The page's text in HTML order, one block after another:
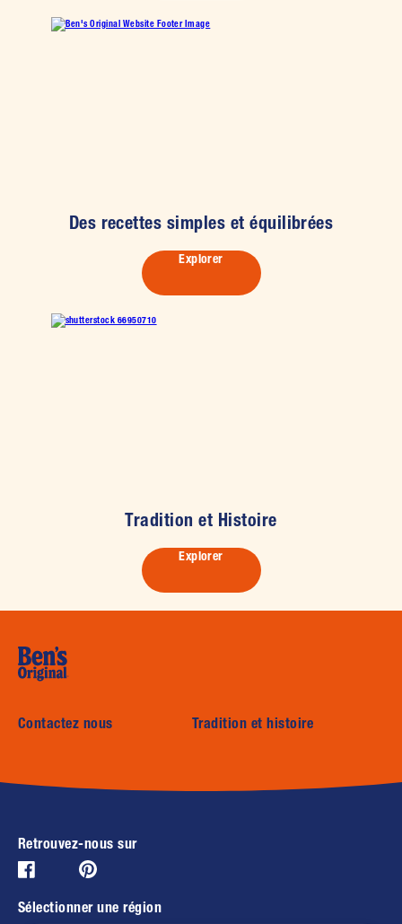
Des recettes simples et équilibrées
Explorer
Tradition et Histoire
Explorer
Contactez nous Tradition et histoire
Retrouvez-nous sur
Facebook (opens in new window)
Pinterest (opens in new window)
Sélectionner une région